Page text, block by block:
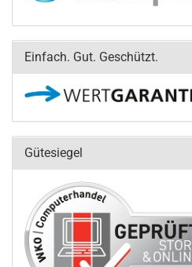
Einfach. Gut. Geschützt.
Gütesiegel